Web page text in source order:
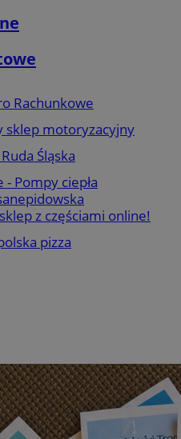
Rachunkowe
sklep motoryzacyjny
Śląska
- Pompy ciepła
z częściami online!
pizza